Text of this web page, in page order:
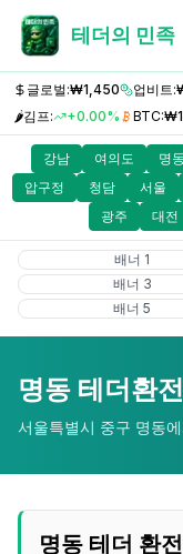
테더의 민족
글로벌:₩1,450 업비트:
🌶️김프: +0.00% BTC:
강남 여의도 명동
압구정
청담 서울
광주
대전
배너 1
배너 3
배너 5
명동 테더환
서울특별시 중구 명동
명동 테더 환